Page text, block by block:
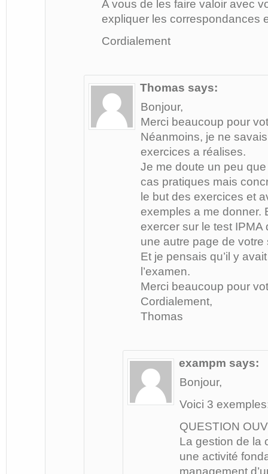
A vous de les faire valoir avec
expliquer les correspondances
Cordialement
Thomas says:
Bonjour,
Merci beaucoup pour
Néanmoins, je ne
exercices a réalises.
Je me doute un peu
cas pratiques mais
le but des exercices et
exemples a me donner.
exercer sur le test IPMA
une autre page de votre
Et je pensais qu’il y
l’examen.
Merci beaucoup pour
Cordialement,
Thomas
exampm says:
Bonjour,
Voici 3
QUESTION
La gestion de la
une activité
management